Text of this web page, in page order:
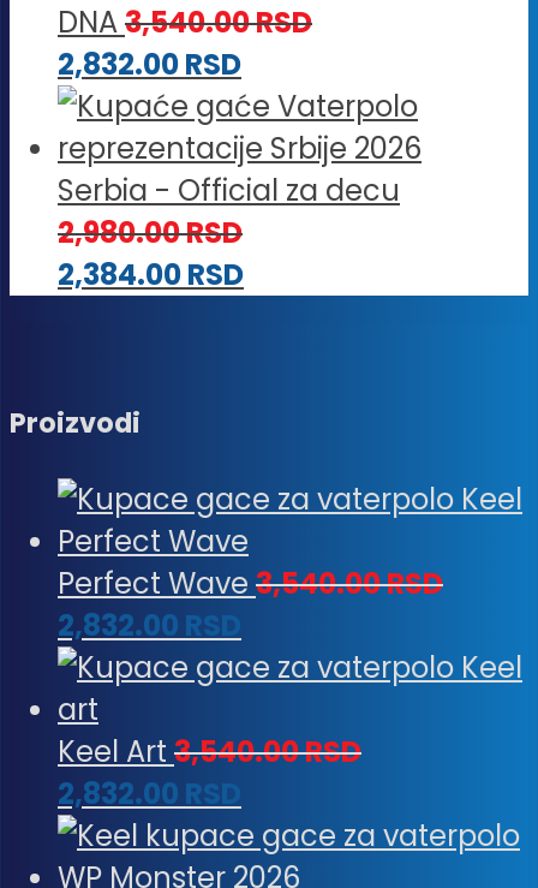
DNA3,540.00RSD
2,832.00RSD
Serbia - Official za decu
2,980.00RSD
2,384.00RSD
Proizvodi
Perfect Wave 3,540.00RSD
2,832.00 RSD
Keel Art 3,540.00RSD
2,832.00 RSD